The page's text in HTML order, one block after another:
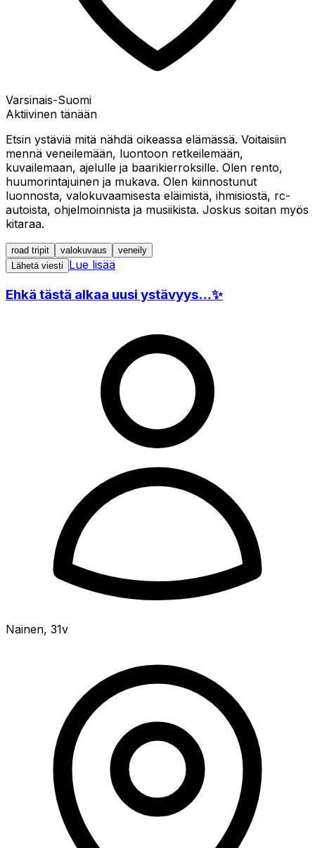
Varsinais-Suomi
Aktiivinen tänään
Etsin ystäviä mitä nähdä oikeassa elämässä. Voitaisiin
mennä veneilemään, luontoon retkeilemään,
kuvailemaan, ajelulle ja baarikierroksille. Olen rento,
huumorintajuinen ja mukava. Olen kiinnostunut
luonnosta, valokuvaamisesta eläimistä, ihmisiostä, rc-
autoista, ohjelmoinnista ja musiikista. Joskus soitan myös
kitaraa.
road tripit valokuvaus
veneily
Lähetä viesti
Lue lisää
Ehkä tästä alkaa uusi ystävyys…✨
Nainen, 31v